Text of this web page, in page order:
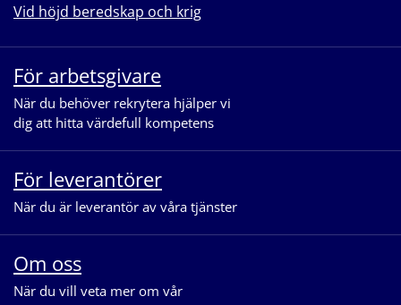
Vid höjd beredskap och krig
För arbetsgivare
När du behöver rekrytera hjälper vi
dig att hitta värdefull kompetens
För leverantörer
När du är leverantör av våra tjänster
Om oss
När du vill veta mer om vår